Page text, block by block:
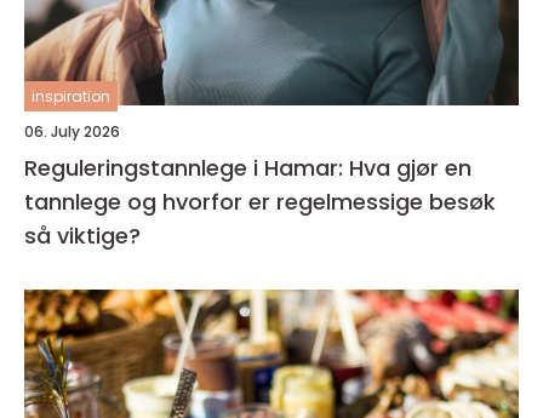
inspiration
06. July 2026
Reguleringstannlege i Hamar: Hva gjør en
tannlege og hvorfor er regelmessige besøk
så viktige?